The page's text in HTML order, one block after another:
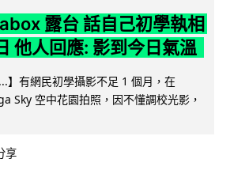
露台 話自己初學執相
他人回應: 影到今日氣溫
】有網民初學攝影不足 1 個月，在
Sky 空中花園拍照，因不懂調校光影，
享